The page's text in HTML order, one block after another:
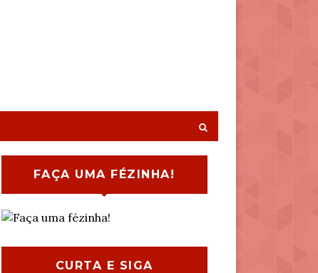
FAÇA UMA FÉZINHA!
CURTA E SIGA